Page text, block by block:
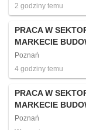
2 godziny temu
PRACA W
MARKECIE
Poznań
4 godziny temu
PRACA W
MARKECIE
Poznań